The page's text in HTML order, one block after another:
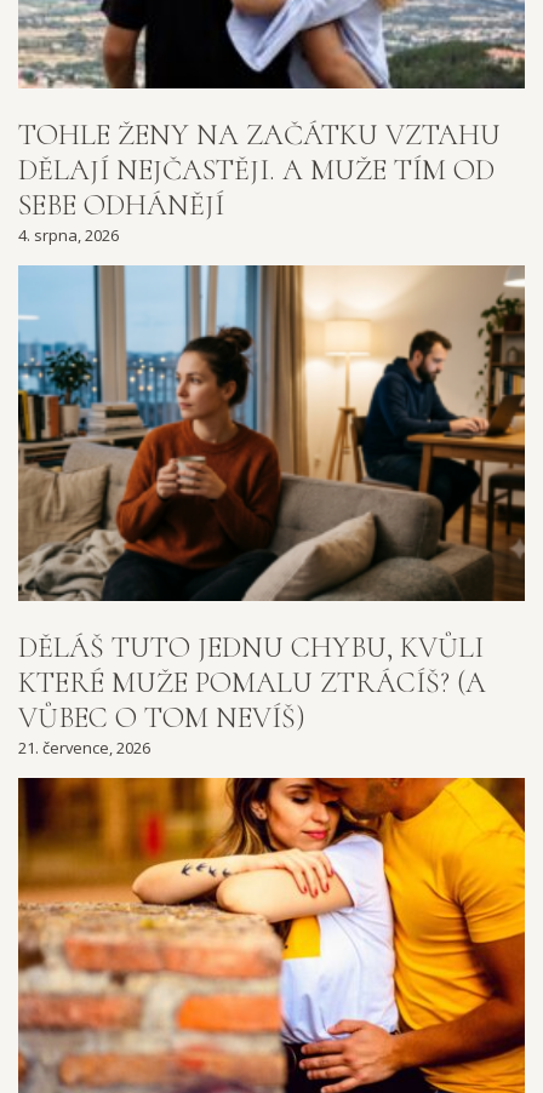
TOHLE ŽENY NA ZAČÁTKU VZTAHU
DĚLAJÍ NEJČASTĚJI. A MUŽE TÍM OD
SEBE ODHÁNĚJÍ
4. srpna, 2026
DĚLÁŠ TUTO JEDNU CHYBU, KVŮLI
KTERÉ MUŽE POMALU ZTRÁCÍŠ? (A
VŮBEC O TOM NEVÍŠ)
21. července, 2026